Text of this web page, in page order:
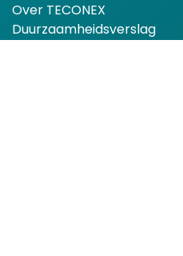
Over TECONEX
Duurzaamheidsverslag